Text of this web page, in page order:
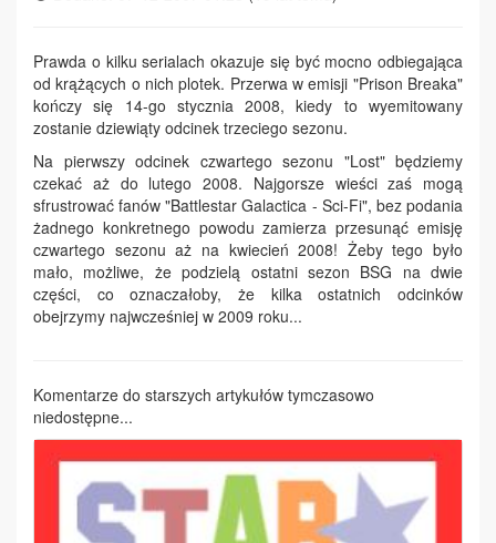
Prawda o kilku serialach okazuje się być mocno odbiegająca
od krążących o nich plotek. Przerwa w emisji "Prison Breaka"
kończy się 14-go stycznia 2008, kiedy to wyemitowany
zostanie dziewiąty odcinek trzeciego sezonu.
Na pierwszy odcinek czwartego sezonu "Lost" będziemy
czekać aż do lutego 2008. Najgorsze wieści zaś mogą
sfrustrować fanów "Battlestar Galactica - Sci-Fi", bez podania
żadnego konkretnego powodu zamierza przesunąć emisję
czwartego sezonu aż na kwiecień 2008! Żeby tego było
mało, możliwe, że podzielą ostatni sezon BSG na dwie
części, co oznaczałoby, że kilka ostatnich odcinków
obejrzymy najwcześniej w 2009 roku...
Komentarze do starszych artykułów tymczasowo
niedostępne...